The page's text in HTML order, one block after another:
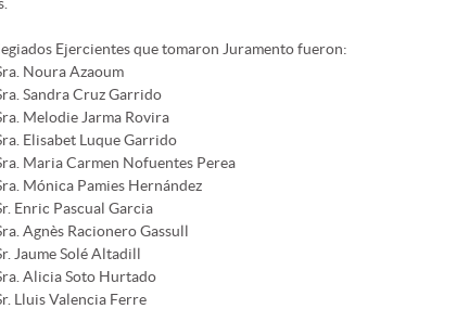
Ejercientes que tomaron Juramento fueron:
Noura Azaoum
Sandra Cruz Garrido
Melodie Jarma Rovira
Elisabet Luque Garrido
Maria Carmen Nofuentes Perea
Mónica Pamies Hernández
Enric Pascual Garcia
Agnès Racionero Gassull
Jaume Solé Altadill
Alicia Soto Hurtado
Lluis Valencia Ferre